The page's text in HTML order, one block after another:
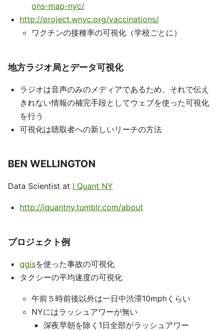
ons-map-nyc/
http://project.wnyc.org/vaccinations/
ワクチンの接種率の可視化（学校ごとに）
地方ラジオ局とデータ可視化
ラジオは音声のみのメディアであるため、それで伝え
きれない情報の補完手段としてウェブを使った可視化
を行う
可視化は聴取者への新しいリーチの方法
BEN WELLINGTON
Data Scientist at I Quant NY
http://iquantny.tumblr.com/about
プロジェクト例
qgisを使った事故の可視化
タクシーの平均速度の可視化
午前５時前後以外は一日中渋滞10mphくらい
NYにはラッシュアワーが無い
深夜早朝を除く1日全部がラッシュアワー